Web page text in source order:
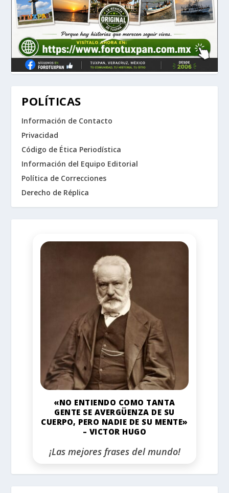
POLÍTICAS
Información de Contacto
Privacidad
Código de Ética Periodística
Información del Equipo Editorial
Política de Correcciones
Derecho de Réplica
«NO ENTIENDO COMO TANTA
GENTE SE AVERGÜENZA DE SU
CUERPO, PERO NADIE DE SU MENTE»
– VICTOR HUGO
¡Las mejores frases del mundo!